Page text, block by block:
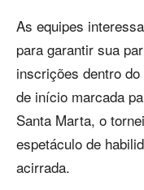
As equipes
para garantir sua
inscrições dentro
de início marcada
Santa Marta, o
espetáculo de
acirrada.